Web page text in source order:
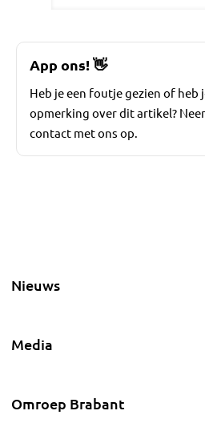
App ons!👋
Heb je een foutje gezien of heb
opmerking over dit artikel?
contact met ons op.
Nieuws
Media
Omroep Brabant